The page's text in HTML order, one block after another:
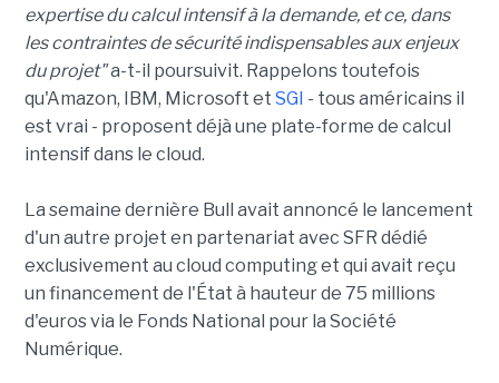
expertise du calcul intensif à la demande, et ce, dans
les contraintes de sécurité indispensables aux enjeux
du projet"a-t-il poursuivit. Rappelons toutefois
qu'Amazon, IBM, Microsoft et SGI - tous américains il
est vrai - proposent déjà une plate-forme de calcul
intensif dans le cloud.
La semaine dernière Bull avait annoncé le lancement
d'un autre projet en partenariat avec SFR dédié
exclusivement au cloud computing et qui avait reçu
un financement de l'État à hauteur de 75 millions
d'euros via le Fonds National pour la Société
Numérique.